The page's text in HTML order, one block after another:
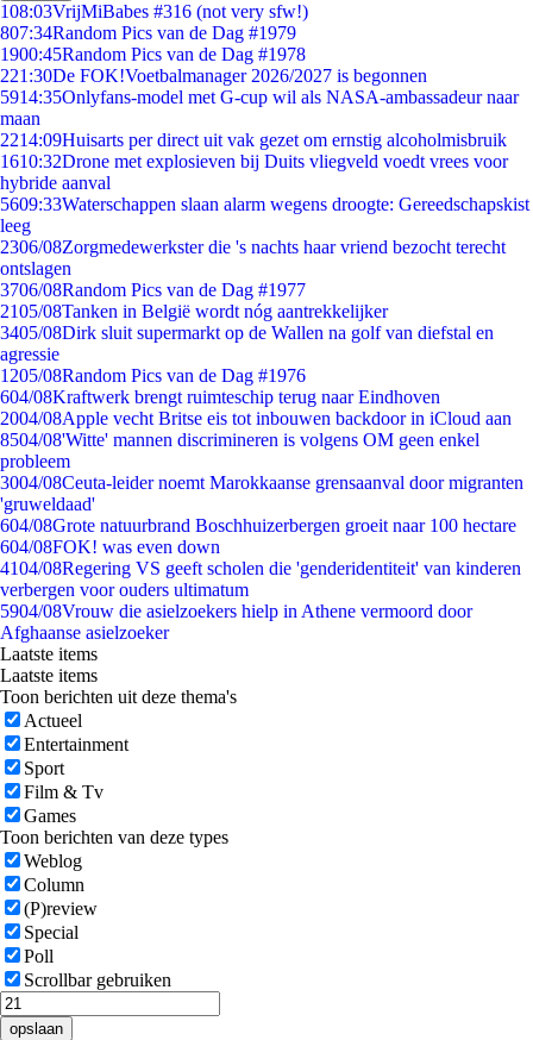
108:03VrijMiBabes #316 (not very sfw!)
807:34Random Pics van de Dag #1979
1900:45Random Pics van de Dag #1978
221:30De FOK!Voetbalmanager 2026/2027 is begonnen
5914:35Onlyfans-model met G-cup wil als NASA-ambassadeur naar
maan
2214:09Huisarts per direct uit vak gezet om ernstig alcoholmisbruik
1610:32Drone met explosieven bij Duits vliegveld voedt vrees voor
hybride aanval
5609:33Waterschappen slaan alarm wegens droogte: Gereedschapskist
leeg
2306/08Zorgmedewerkster die 's nachts haar vriend bezocht terecht
ontslagen
3706/08Random Pics van de Dag #1977
2105/08Tanken in België wordt nóg aantrekkelijker
3405/08Dirk sluit supermarkt op de Wallen na golf van diefstal en
agressie
1205/08Random Pics van de Dag #1976
604/08Kraftwerk brengt ruimteschip terug naar Eindhoven
2004/08Apple vecht Britse eis tot inbouwen backdoor in iCloud aan
8504/08'Witte' mannen discrimineren is volgens OM geen enkel
probleem
3004/08Ceuta-leider noemt Marokkaanse grensaanval door migranten
'gruweldaad'
604/08Grote natuurbrand Boschhuizerbergen groeit naar 100 hectare
604/08FOK! was even down
4104/08Regering VS geeft scholen die 'genderidentiteit' van kinderen
verbergen voor ouders ultimatum
5904/08Vrouw die asielzoekers hielp in Athene vermoord door
Afghaanse asielzoeker
Laatste items
Laatste items
Toon berichten uit deze thema's
Actueel
Entertainment
Sport
Film & Tv
Games
Toon berichten van deze types
Weblog
Column
(P)review
Special
Poll
Scrollbar gebruiken
opslaan